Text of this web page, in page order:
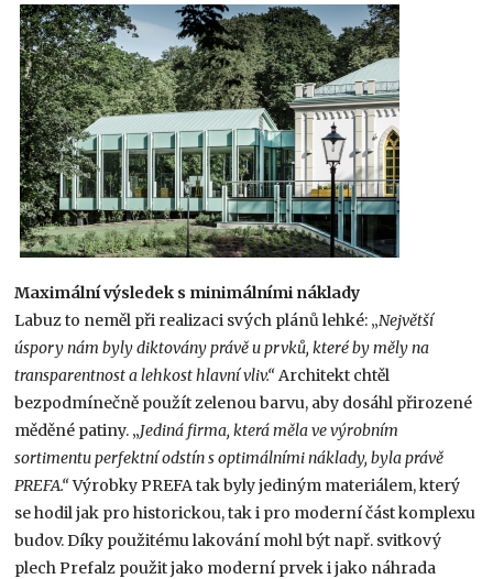
Maximální výsledek s minimálními náklady
Labuz to neměl při realizaci svých plánů lehké: „Největší
úspory nám byly diktovány právě u prvků, které by měly na
transparentnost a lehkost hlavní vliv.“ Architekt chtěl
bezpodmínečně použít zelenou barvu, aby dosáhl přirozené
měděné patiny. „Jediná firma, která měla ve výrobním
sortimentu perfektní odstín s optimálními náklady, byla právě
PREFA.“Výrobky PREFA tak byly jediným materiálem, který
se hodil jak pro historickou, tak i pro moderní část komplexu
budov. Díky použitému lakování mohl být např. svitkový
plech Prefalz použit jako moderní prvek i jako náhrada